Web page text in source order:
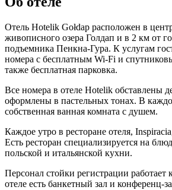
Отель Hotelik Gołdap расположен в
живописного озера Голдап и в 2 км от
подъемника Пенкна-Гура. К услугам
номера с бесплатным Wi-Fi и
также бесплатная парковка.
Все номера в отеле Hotelik обставлены
оформлены в пастельных тонах. В
собственная ванная комната с душем.
Каждое утро в ресторане отеля,
Есть ресторан специализируется на
польской и итальянской кухни.
Персонал стойки регистрации работает
отеле есть банкетный зал и конференц-